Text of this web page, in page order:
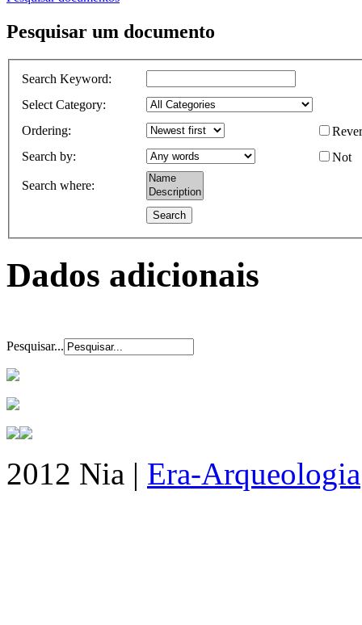
Pesquisar um documento
Search Keyword:
Select Category:
Ordering:
Search by: Not
Search where:
Dados adicionais
Pesquisar...
2012 Nia | Era-Arqueologia